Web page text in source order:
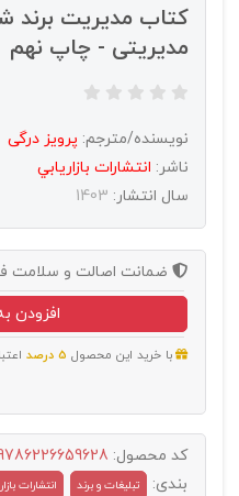
کتاب مدیریت برند
مدیریتی - چاپ نهم
نویسنده/مترجم: پرویز درگی
ناشر: انتشارات بازاريابي
سال انتشار: 1403
ضمانت اصالت و سلامت
افزودن
با خرید این محصول 5 درصد
کد محصول:
بندی:
تبليغات و برند انتشارات